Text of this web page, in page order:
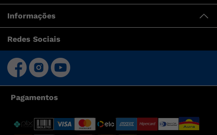
Informações
Redes Sociais
Pagamentos